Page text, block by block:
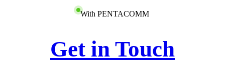
With PENTACOMM
Get in Touch